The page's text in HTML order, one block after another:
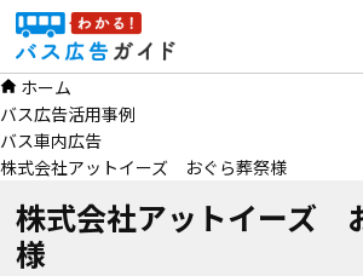
ン
ツ
へ
ス
ホーム
バス広告活用事例
バス車内広告
株式会社アットイーズ おぐら葬祭様
株式会社アットイーズ
様